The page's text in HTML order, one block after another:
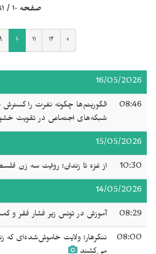
صفحه ۱۰ / ۱۹۱
۹ ۱۰ ۱۱ ۱۲ ›
16/05/2026
08:46
الگوریتم‌ها چگونه نفرت را
شبکه‌های اجتماعی در تقویت
15/05/2026
10:30 از غزه تا زندان؛ روایت سه زن
14/05/2026
08:29 آموزش در تونس زیر فشار فقر و
08:00
ننگرهار؛ ولایت خاموش‌شده‌ای که